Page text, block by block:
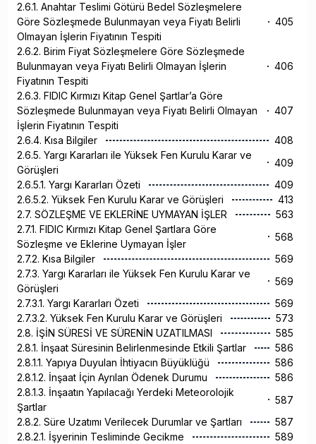
2.6.1. Anahtar Teslimi Götürü Bedel Sözleşmelere
Göre Sözleşmede Bulunmayan veya Fiyatı Belirli
Olmayan İşlerin Fiyatının Tespiti
405
2.6.2. Birim Fiyat Sözleşmelere Göre Sözleşmede
Bulunmayan veya Fiyatı Belirli Olmayan İşlerin
Fiyatının Tespiti
406
2.6.3. FIDIC Kırmızı Kitap Genel Şartlar’a Göre
Sözleşmede Bulunmayan veya Fiyatı Belirli Olmayan
İşlerin Fiyatının Tespiti
407
2.6.4. Kısa Bilgiler
408
2.6.5. Yargı Kararları ile Yüksek Fen Kurulu Karar ve
Görüşleri
409
2.6.5.1. Yargı Kararları Özeti
409
2.6.5.2. Yüksek Fen Kurulu Karar ve Görüşleri
413
2.7. SÖZLEŞME VE EKLERİNE UYMAYAN İŞLER
563
2.7.1. FIDIC Kırmızı Kitap Genel Şartlara Göre
Sözleşme ve Eklerine Uymayan İşler
568
2.7.2. Kısa Bilgiler
569
2.7.3. Yargı Kararları ile Yüksek Fen Kurulu Karar ve
Görüşleri
569
2.7.3.1. Yargı Kararları Özeti
569
2.7.3.2. Yüksek Fen Kurulu Karar ve Görüşleri
573
2.8. İŞİN SÜRESİ VE SÜRENİN UZATILMASI
585
2.8.1. İnşaat Süresinin Belirlenmesinde Etkili Şartlar
586
2.8.1.1. Yapıya Duyulan İhtiyacın Büyüklüğü
586
2.8.1.2. İnşaat İçin Ayrılan Ödenek Durumu
586
2.8.1.3. İnşaatın Yapılacağı Yerdeki Meteorolojik
Şartlar
587
2.8.2. Süre Uzatımı Verilecek Durumlar ve Şartları
587
2.8.2.1. İşyerinin Tesliminde Gecikme
589